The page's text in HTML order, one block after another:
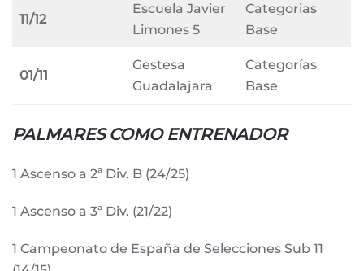
11/12
Escuela Javier
Limones 5
Categorias
Base
01/11
Gestesa
Guadalajara
Categorías
Base
PALMARES COMO ENTRENADOR
1 Ascenso a 2ª Div. B (24/25)
1 Ascenso a 3ª Div. (21/22)
1 Campeonato de España de Selecciones Sub 11